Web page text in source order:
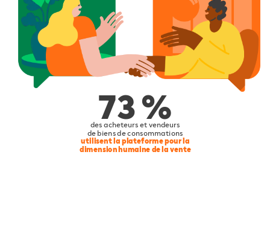
73%
desacheteursetvendeurs
debiensdeconsommations
utilisentlaplateformepourla
dimensionhumainedelavente